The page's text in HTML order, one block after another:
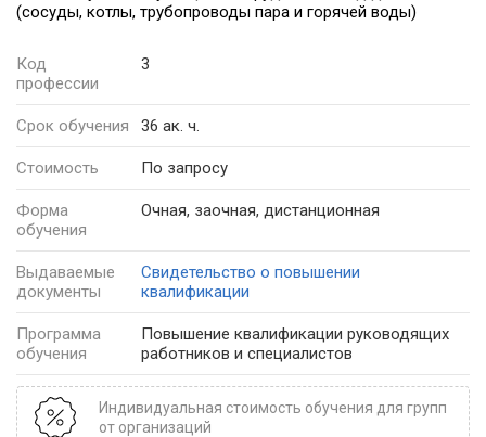
Код
профессии
3
Срок обучения 36 ак. ч.
Стоимость По запросу
Форма
обучения
Очная, заочная, дистанционная
Выдаваемые
документы
Свидетельство о повышении
квалификации
Программа
обучения
Повышение квалификации руководящих
работников и специалистов
Индивидуальная стоимость обучения для групп
от организаций